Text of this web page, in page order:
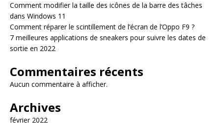
Comment modifier la taille des icônes de la barre des tâches
dans Windows 11
Comment réparer le scintillement de l’écran de l’Oppo F9 ?
7 meilleures applications de sneakers pour suivre les dates de
sortie en 2022
Commentaires récents
Aucun commentaire à afficher.
Archives
février 2022